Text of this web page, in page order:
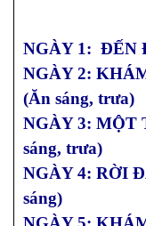
NGÀY 1: ĐẾN
NGÀY 2:
(Ăn sáng, trưa)
NGÀY 3: MỘT
sáng, trưa)
NGÀY 4: RỜI
sáng)